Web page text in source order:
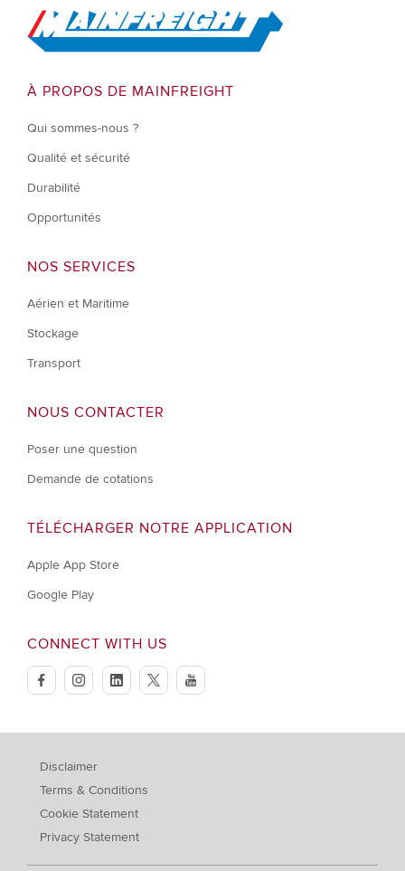
Go to Home
À PROPOS DE MAINFREIGHT
Qui sommes-nous ?
Qualité et sécurité
Durabilité
Opportunités
NOS SERVICES
Aérien et Maritime
Stockage
Transport
NOUS CONTACTER
Poser une question
Demande de cotations
TÉLÉCHARGER NOTRE APPLICATION
Apple App Store
Google Play
CONNECT WITH US
facebookinstagramlinkedintwitteryoutube
Disclaimer
Terms & Conditions
Cookie Statement
Privacy Statement